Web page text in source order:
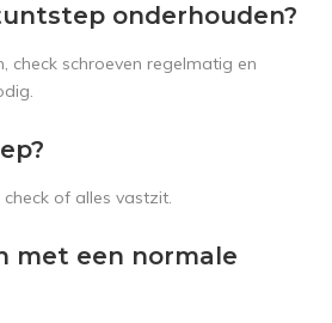
onderhouden?
check schroeven regelmatig en
of alles vastzit.
met een normale